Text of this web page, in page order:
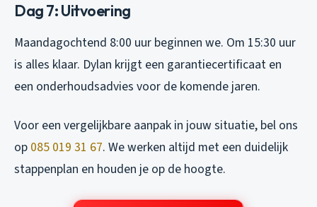
Dag 7: Uitvoering
Maandagochtend 8:00 uur beginnen we. Om 15:30 uur
is alles klaar. Dylan krijgt een garantiecertificaat en
een onderhoudsadvies voor de komende jaren.
Voor een vergelijkbare aanpak in jouw situatie, bel ons
op 085 019 31 67. We werken altijd met een duidelijk
stappenplan en houden je op de hoogte.